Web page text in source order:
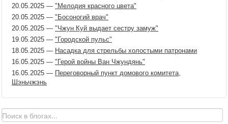
20.05.2025 — "Мелодия красного цвета"
20.05.2025 — "Босоногий врач"
20.05.2025 — "Чжун Куй выдает сестру замуж"
19.05.2025 — "Городской пульс"
18.05.2025 — Насадка для стрельбы холостыми патронами
16.05.2025 — "Герой войны Ван Чжундянь"
16.05.2025 — Переговорный пункт домового комитета,
Шэньчжэнь